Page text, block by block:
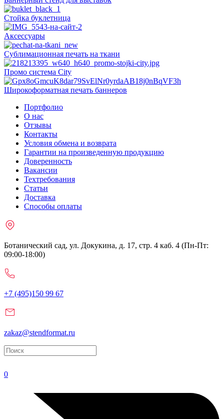
Стойка буклетница
Аксессуары
Сублимационная печать на ткани
Промо система City
Широкоформатная печать баннеров
Портфолио
О нас
Отзывы
Контакты
Условия обмена и возврата
Гарантии на произведенную продукцию
Доверенность
Вакансии
Техтребования
Статьи
Доставка
Способы оплаты
Ботанический сад, ул. Докукина, д. 17, стр. 4 каб. 4 (Пн-Пт:
09:00-18:00)
+7 (495)150 99 67
zakaz@stendformat.ru
0